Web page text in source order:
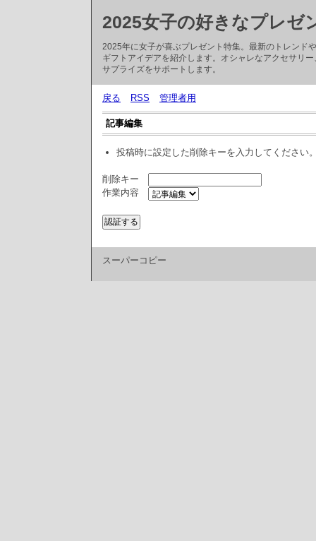
2025女子の好きなプレゼ
2025年に女子が喜ぶプレゼント特集。最新のトレンド
ギフトアイデアを紹介します。オシャレなアクセサリ
サプライズをサポートします。
戻る RSS 管理者用
記事編集
投稿時に設定した削除キーを入力してください
削除キー
作業内容
スーパーコピー